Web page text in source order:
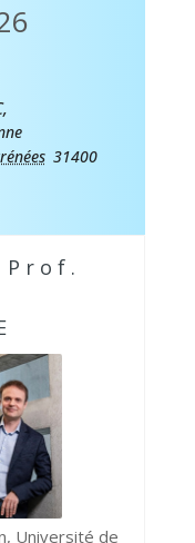
31400
Prof.
Université de